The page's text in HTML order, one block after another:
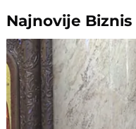
Najnovije Biznis